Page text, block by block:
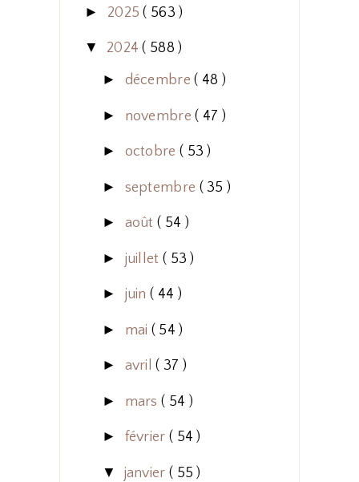
► 2025( 563 )
▼ 2024( 588 )
► décembre( 48 )
► novembre( 47 )
► octobre ( 53 )
► septembre ( 35 )
► août ( 54 )
► juillet ( 53 )
► juin ( 44 )
► mai ( 54 )
► avril( 37 )
► mars ( 54 )
► février ( 54 )
▼ janvier ( 55 )